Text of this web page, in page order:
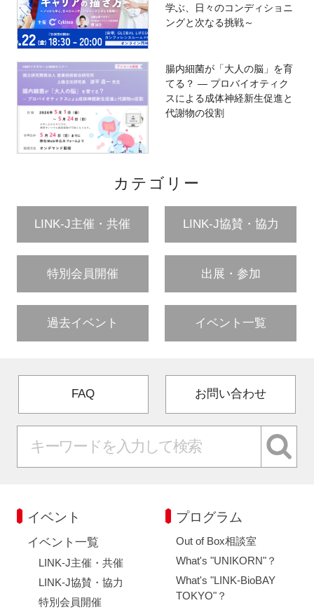
学ぶ、日々のコンディショニ
ングと次なる挑戦～
腸内細菌が「大人の脳」を育
てる？ ― プロバイオティク
スによる成体神経新生促進と
代謝物の役割
カテゴリー
LINK-J主催・共催 LINK-J協賛・協力
特別会員開催 出展・参加
過去イベント イベント一覧
FAQ お問い合わせ
イベント
イベント一覧
LINK-J主催・共催
LINK-J協賛・協力
特別会員開催
プログラム
Out of Box相談室
What's "UNIKORN"？
What's "LINK-BioBAY
TOKYO"？